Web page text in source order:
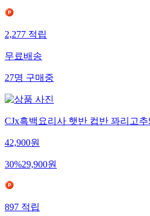
2,277적립
무료배송
27명구매중
CJx흑백요리사 햇반 컵반 꽈리고
42,900원
30%29,900원
897적립